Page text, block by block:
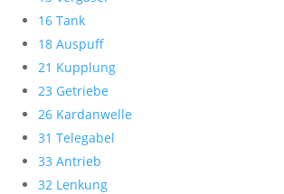
16 Tank
18 Auspuff
21 Kupplung
23 Getriebe
26 Kardanwelle
31 Telegabel
33 Antrieb
32 Lenkung